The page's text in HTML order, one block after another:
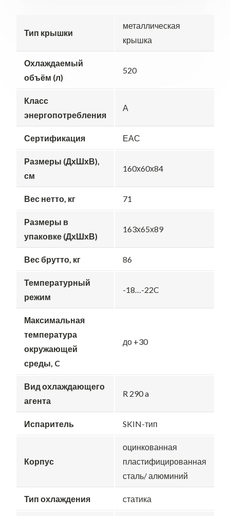
Тип крышки
металлическая
крышка
Охлаждаемый
объём (л)
520
Класс
энергопотребления
А
Сертификация ЕАС
Размеры (ДхШхВ),
см
160х60х84
Вес нетто, кг 71
Размеры в
упаковке (ДхШхВ)
163х65х89
Вес брутто, кг 86
Температурный
режим
-18…-22C
Максимальная
температура
окружающей
среды, C
до +30
Вид охлаждающего
агента
R 290 a
Испаритель SKIN-тип
Корпус
оцинкованная
пластифицированная
сталь/ алюминий
Тип охлаждения статика